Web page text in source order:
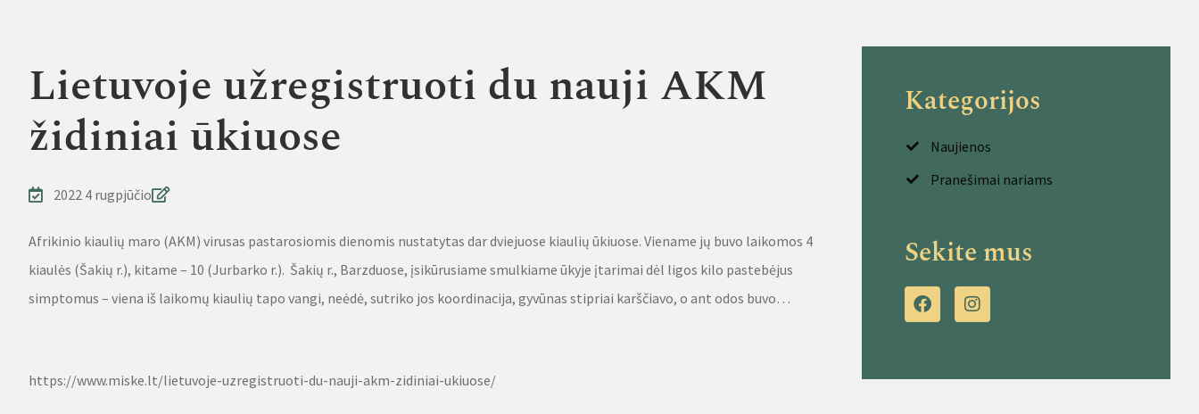
Lietuvoje užregistruoti du nauji AKM
židiniai ūkiuose
2022 4 rugpjūčio
Afrikinio kiaulių maro (AKM) virusas pastarosiomis dienomis nustatytas dar dviejuose kiaulių ūkiuose. Viename jų buvo laikomos 4
kiaulės (Šakių r.), kitame – 10 (Jurbarko r.). Šakių r., Barzduose, įsikūrusiame smulkiame ūkyje įtarimai dėl ligos kilo pastebėjus
simptomus – viena iš laikomų kiaulių tapo vangi, neėdė, sutriko jos koordinacija, gyvūnas stipriai karščiavo, o ant odos buvo…
https://www.miske.lt/lietuvoje-uzregistruoti-du-nauji-akm-zidiniai-ukiuose/
Kategorijos
Naujienos
Pranešimai nariams
Sekite mus